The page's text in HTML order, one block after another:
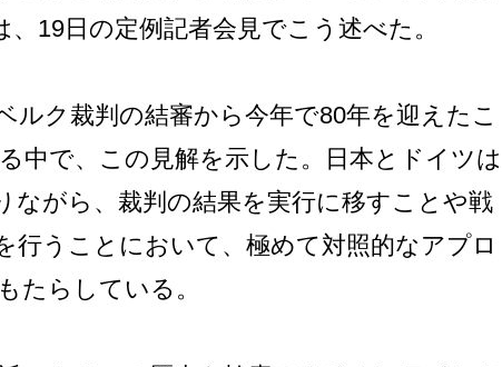
19日の定例記者会見でこう述べた。
ルク裁判の結審から今年で80年を迎えたこ
中で、この見解を示した。日本とドイツは
ながら、裁判の結果を実行に移すことや戦
行うことにおいて、極めて対照的なアプロ
たらしている。